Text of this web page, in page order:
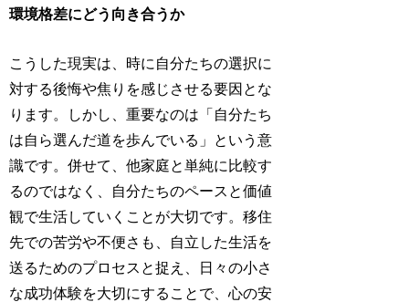
環境格差にどう向き合うか
こうした現実は、時に自分たちの選択に
対する後悔や焦りを感じさせる要因とな
ります。しかし、重要なのは「自分たち
は自ら選んだ道を歩んでいる」という意
識です。併せて、他家庭と単純に比較す
るのではなく、自分たちのペースと価値
観で生活していくことが大切です。移住
先での苦労や不便さも、自立した生活を
送るためのプロセスと捉え、日々の小さ
な成功体験を大切にすることで、心の安